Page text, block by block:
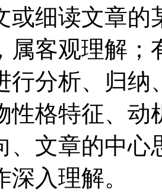
或细读文章
属客观理解
行分析、归纳
性格特征、动
、文章的中
入理解。